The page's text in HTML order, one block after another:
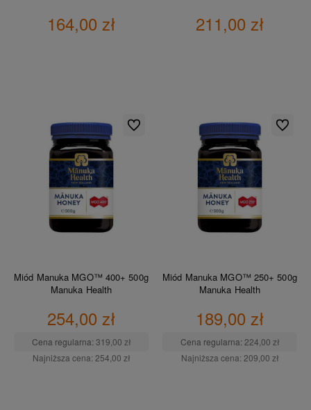
164,00 zł 211,00 zł
Miód Manuka MGO™ 400+ 500g
Manuka Health
254,00 zł
Cena regularna: 319,00 zł
Najniższa cena: 254,00 zł
Do ulubionych
Miód Manuka MGO™ 250+ 500g
Manuka Health
189,00 zł
Cena regularna: 224,00 zł
Najniższa cena: 209,00 zł
Do